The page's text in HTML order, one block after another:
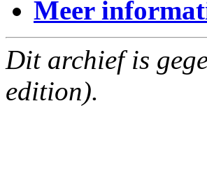
Meer
Dit archief is
edition).